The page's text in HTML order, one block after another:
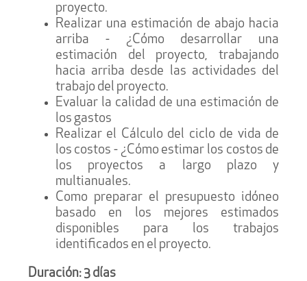
proyecto.
Realizar una estimación de abajo hacia
arriba - ¿Cómo desarrollar una
estimación del proyecto, trabajando
hacia arriba desde las actividades del
trabajo del proyecto.
Evaluar la calidad de una estimación de
los gastos
Realizar el Cálculo del ciclo de vida de
los costos - ¿Cómo estimar los costos de
los proyectos a largo plazo y
multianuales.
Como preparar el presupuesto idóneo
basado en los mejores estimados
disponibles para los trabajos
identificados en el proyecto.
Duración: 3 días